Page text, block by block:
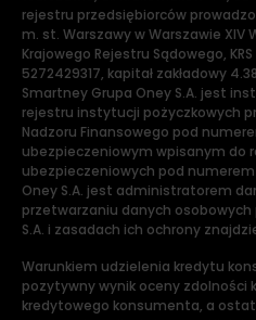
rejestru przedsiębiorców
m. st. Warszawy w Warszawie XIV
Krajowego Rejestru Sądowego, KRS
5272429317, kapitał zakładowy
Smartney Grupa Oney S.A. jest
rejestru instytucji pożyczkowych
Nadzoru Finansowego pod
ubezpieczeniowym wpisanym do
ubezpieczeniowych pod numerem
Oney S.A. jest administratorem
przetwarzaniu danych
S.A. i zasadach ich ochrony
Warunkiem udzielenia kredytu
pozytywny wynik oceny zdolności
kredytowego konsumenta, a